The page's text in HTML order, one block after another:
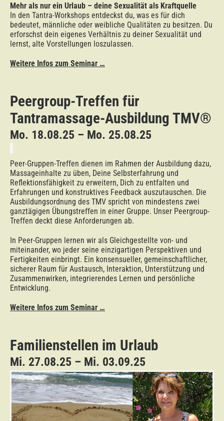
Mehr als nur ein Urlaub – deine Sexualität als Kraftquelle
In den Tantra-Workshops entdeckst du, was es für dich
bedeutet, männliche oder weibliche Qualitäten zu besitzen. Du
erforschst dein eigenes Verhältnis zu deiner Sexualität und
lernst, alte Vorstellungen loszulassen.
Weitere Infos zum Seminar …
Peergroup-Treffen für
Tantramassage-Ausbildung TMV®
Mo. 18.08.25 – Mo. 25.08.25
Peer-Gruppen-Treffen dienen im Rahmen der Ausbildung dazu,
Massageinhalte zu üben, Deine Selbsterfahrung und
Reflektionsfähigkeit zu erweitern, Dich zu entfalten und
Erfahrungen und konstruktives Feedback auszutauschen. Die
Ausbildungsordnung des TMV spricht von mindestens zwei
ganztägigen Übungstreffen in einer Gruppe. Unser Peergroup-
Treffen deckt diese Anforderungen ab.
In Peer-Gruppen lernen wir als Gleichgestellte von- und
miteinander, wo jeder seine einzigartigen Perspektiven und
Fertigkeiten einbringt. Ein konsensueller, gemeinschaftlicher,
sicherer Raum für Austausch, Interaktion, Unterstützung und
Zusammenwirken, integrierendes Lernen und persönliche
Entwicklung.
Weitere Infos zum Seminar …
Familienstellen im Urlaub
Mi. 27.08.25 – Mi. 03.09.25